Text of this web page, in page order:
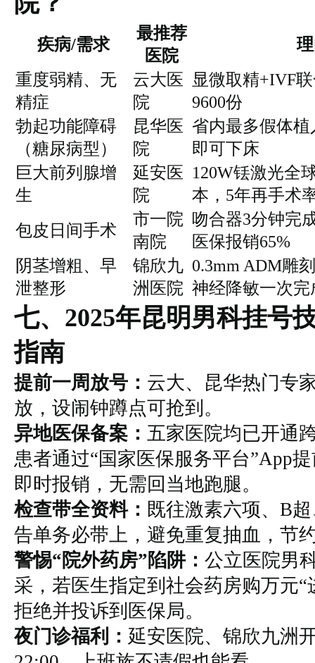
疾病/需求
最推荐
医院
重度弱精、无
精症
云大医
院
显微取精+IVF
9600份
勃起功能障碍
（糖尿病型）
昆华医
院
省内最多假体
即可下床
巨大前列腺增
生
延安医
院
120W铥激光全
本，5年再手术
包皮日间手术
市一院
南院
吻合器3分钟完
医保报销65%
阴茎增粗、早
泄整形
锦欣九
洲医院
0.3mm ADM雕
神经降敏一次完
七、2025年昆明男科挂号
指南
提前一周放号： 云大、昆华热门专
放，设闹钟蹲点可抢到。
异地医保备案： 五家医院均已开通
患者通过“国家医保服务平台”App
即时报销，无需回当地跑腿。
检查带全资料： 既往激素六项、B
告单务必带上，避免重复抽血，节
警惕“院外药房”陷阱： 公立医院男
采，若医生指定到社会药房购万元“
拒绝并投诉到医保局。
夜门诊福利： 延安医院、锦欣九洲